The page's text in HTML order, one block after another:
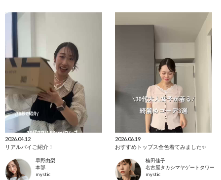
2026.04.12
リアルバイご紹介！
早野由梨
本部
mystic
2026.06.19
おすすめトップス全色着てみました✨
楠田佳子
名古屋タカシマヤゲートタワーモ
mystic